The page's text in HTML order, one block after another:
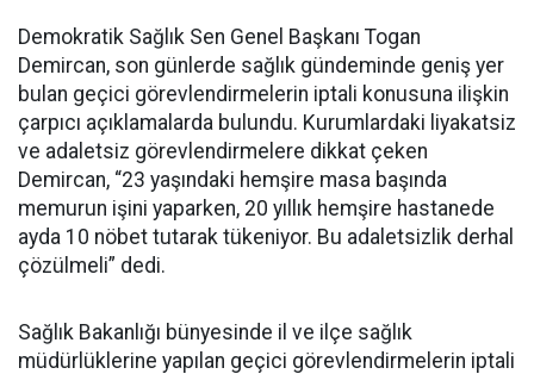
Demokratik Sağlık Sen Genel Başkanı Togan
Demircan, son günlerde sağlık gündeminde geniş yer
bulan geçici görevlendirmelerin iptali konusuna ilişkin
çarpıcı açıklamalarda bulundu. Kurumlardaki liyakatsiz
ve adaletsiz görevlendirmelere dikkat çeken
Demircan, “23 yaşındaki hemşire masa başında
memurun işini yaparken, 20 yıllık hemşire hastanede
ayda 10 nöbet tutarak tükeniyor. Bu adaletsizlik derhal
çözülmeli” dedi.
Sağlık Bakanlığı bünyesinde il ve ilçe sağlık
müdürlüklerine yapılan geçici görevlendirmelerin iptali